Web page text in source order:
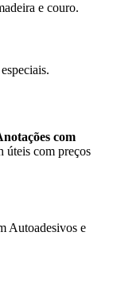
e couro.
com
úteis com preços
Autoadesivos e